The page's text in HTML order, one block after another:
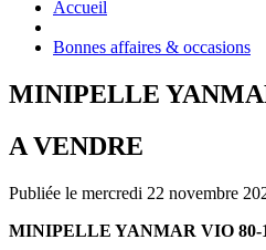
Accueil
Bonnes affaires & occasions
MINIPELLE
A VENDRE
Publiée le mercredi 22 novembre
MINIPELLE YANMAR VIO 80-